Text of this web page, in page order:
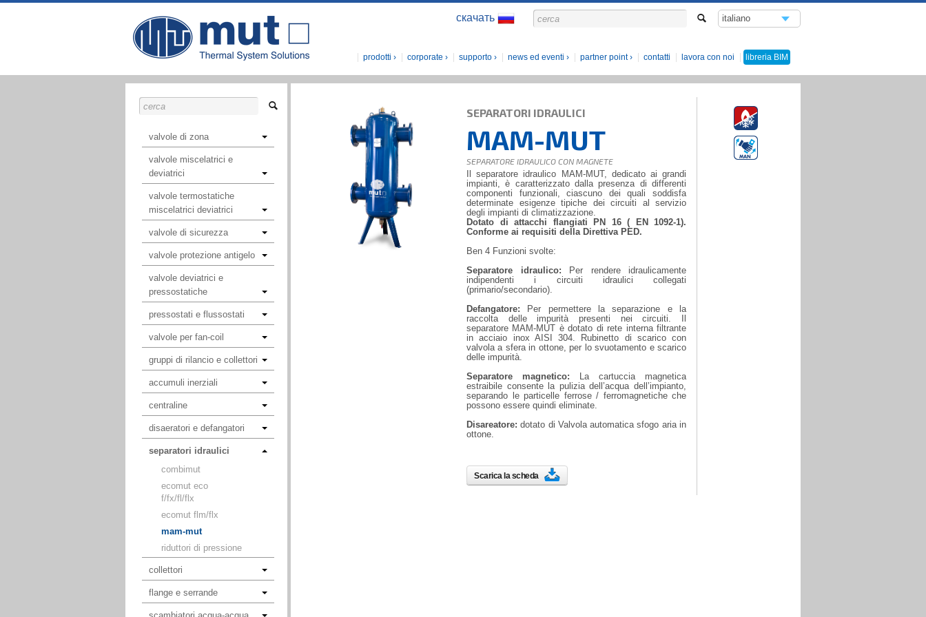
скачать
italiano
prodotti corporate supporto news ed eventi partner point contatti lavora con noi libreria BIM
SEPARATORI IDRAULICI
MAM-MUT
SEPARATORE IDRAULICO CON MAGNETE
Il separatore idraulico MAM-MUT, dedicato ai grandi
impianti, è caratterizzato dalla presenza di differenti
componenti funzionali, ciascuno dei quali soddisfa
determinate esigenze tipiche dei circuiti al servizio
degli impianti di climatizzazione.
Dotato di attacchi flangiati PN 16 ( EN 1092-1).
Conforme ai requisiti della Direttiva PED.
Ben 4 Funzioni svolte:
Separatore idraulico:
Per rendere idraulicamente
indipendenti i circuiti idraulici collegati
(primario/secondario).
Defangatore:
Per permettere la separazione e la
raccolta delle impurità presenti nei circuiti. Il
separatore MAM-MUT è dotato di rete interna filtrante
in acciaio inox AISI 304. Rubinetto di scarico con
valvola a sfera in ottone, per lo svuotamento e scarico
delle impurità.
Separatore magnetico: La cartuccia magnetica
estraibile consente la pulizia dell’acqua dell’impianto,
separando le particelle ferrose / ferromagnetiche che
possono essere quindi eliminate.
Disareatore: dotato di Valvola automatica sfogo aria in
ottone.
Scarica la scheda
valvole di zona
valvole miscelatrici e
deviatrici
valvole termostatiche
miscelatrici deviatrici
valvole di sicurezza
valvole protezione antigelo
valvole deviatrici e
pressostatiche
pressostati e flussostati
valvole per fan-coil
gruppi di rilancio e collettori
accumuli inerziali
centraline
disaeratori e defangatori
separatori idraulici
combimut
ecomut eco
f/fx/fl/flx
ecomut flm/flx
mam-mut
riduttori di pressione
collettori
flange e serrande